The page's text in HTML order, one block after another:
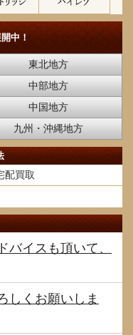
中！
東北地方
中部地方
中国地方
九州・沖縄地方
配買取
バイスも頂いて、
しくお願いしま